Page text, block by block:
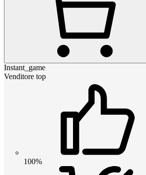
Instant_game
Venditore top
100%